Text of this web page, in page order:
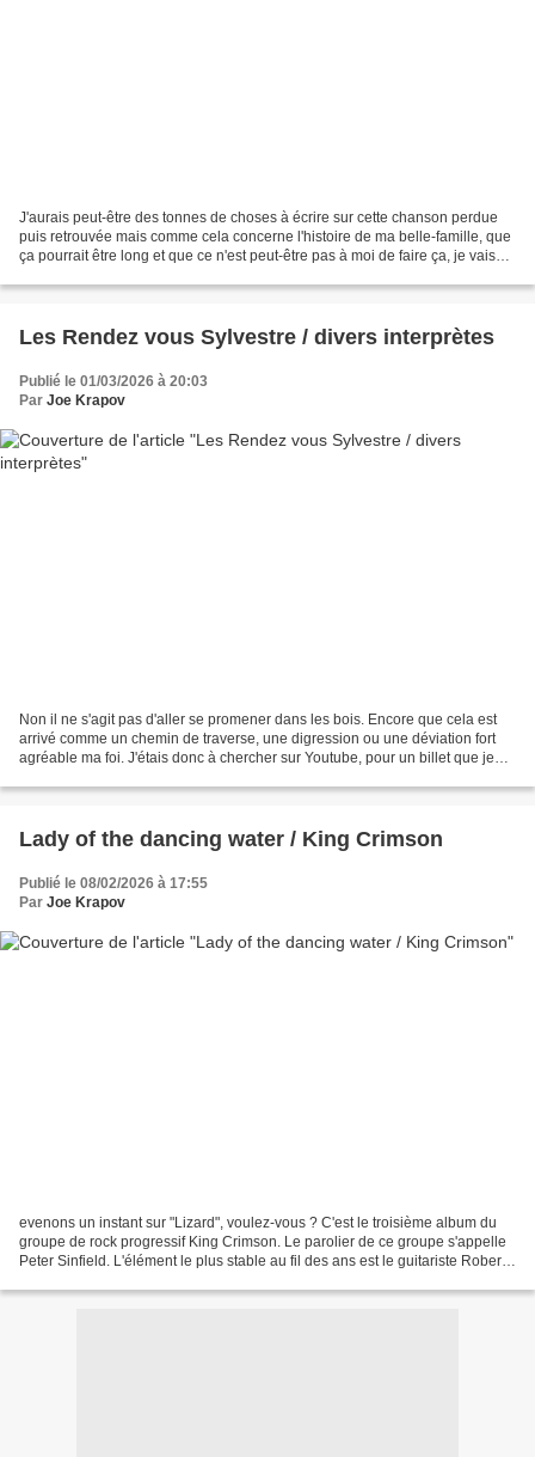
J'aurais peut-être des tonnes de choses à écrire sur cette chanson perdue
puis retrouvée mais comme cela concerne l'histoire de ma belle-famille, que
ça pourrait être long et que ce n'est peut-être pas à moi de faire ça, je vais
Les Rendez vous Sylvestre / divers interprètes
Publié le 01/03/2026 à 20:03
Par Joe Krapov
Non il ne s'agit pas d'aller se promener dans les bois. Encore que cela est
arrivé comme un chemin de traverse, une digression ou une déviation fort
agréable ma foi. J'étais donc à chercher sur Youtube, pour un billet que je
Lady of the dancing water / King Crimson
Publié le 08/02/2026 à 17:55
Par Joe Krapov
evenons un instant sur "Lizard", voulez-vous ? C'est le troisième album du
groupe de rock progressif King Crimson. Le parolier de ce groupe s'appelle
Peter Sinfield. L'élément le plus stable au fil des ans est le guitariste Robert